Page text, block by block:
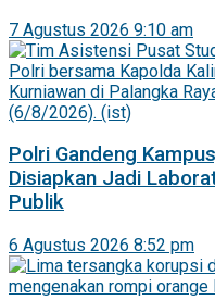
7 Agustus 2026 9:10 am
Polri Gandeng
Disiapkan Jadi
Publik
6 Agustus 2026 8:52 pm